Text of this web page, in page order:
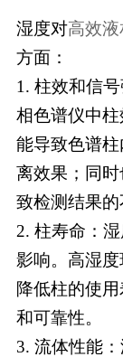
湿度对高效液
方面：
1. 柱效和信
相色谱仪中
能导致色谱
离效果；同
致检测结果的
2. 柱寿命：
影响。高湿度
降低柱的使
和可靠性。
3. 流体性能